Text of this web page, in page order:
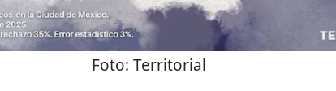
Foto: Territorial